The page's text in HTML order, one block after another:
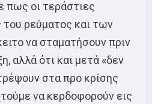
πως οι τεράστιες
του ρεύματος και των
να σταματήσουν πριν
αλλά ότι και μετά «δεν
στα προ κρίσης
να κερδοφορούν εις